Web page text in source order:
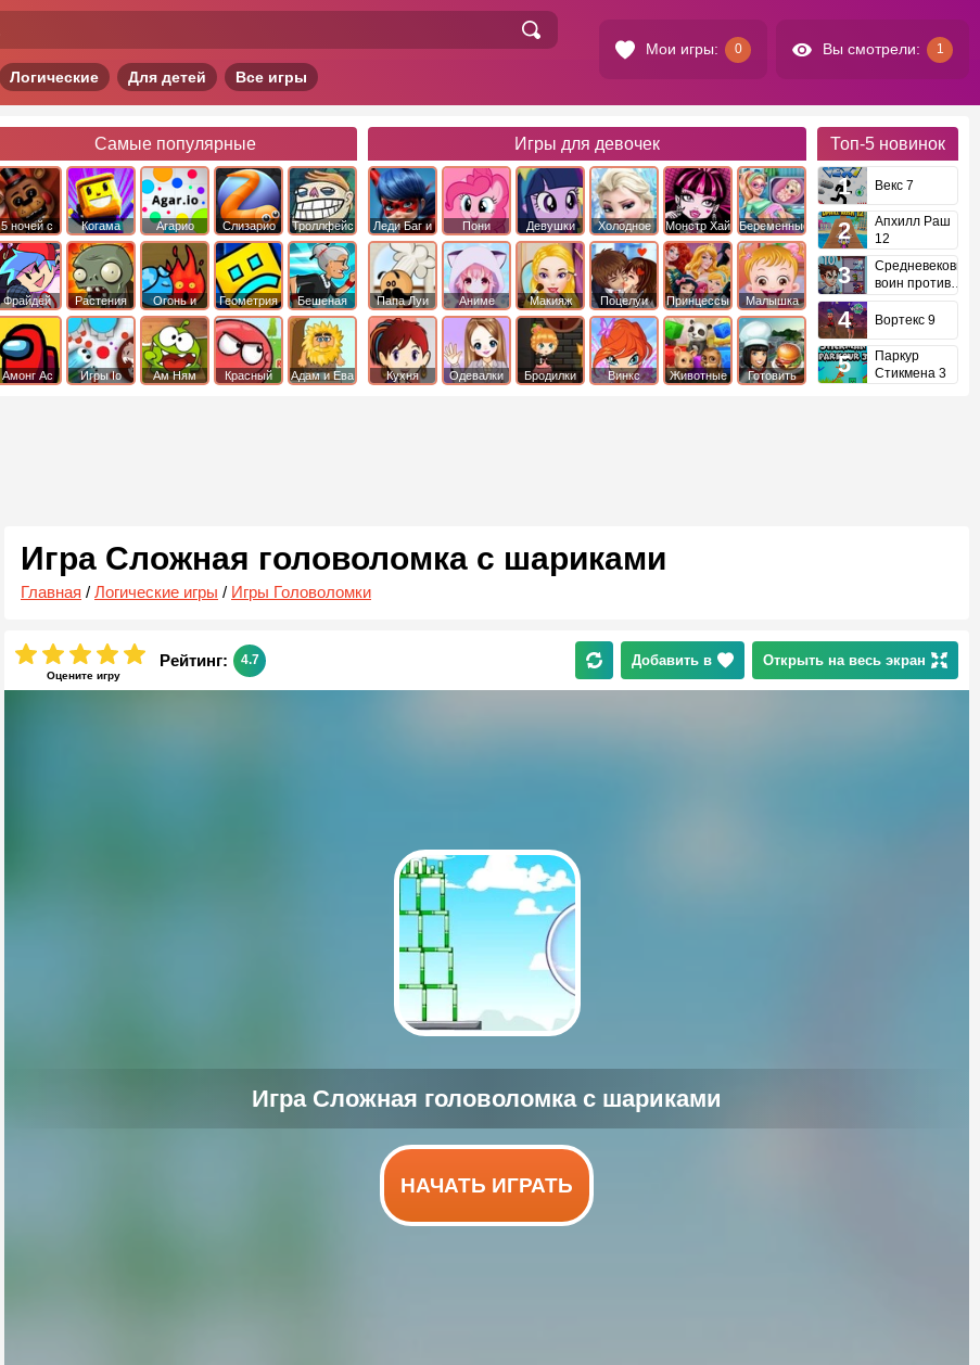
Мои игры: 0 Вы смотрели: 1
Логические Для детей Все игры
Самые популярные
5 ночей с
фредди
Когама Агарио Слизарио
Троллфейс
квест
Фрайдей
Найт
Фанкин
Растения
против
Зомби
Огонь и
Вода
Геометрия
Даш
Бешеная
бабка
сбежала из
психушки
Амонг Ас Игры Io Ам Ням
Красный
Адам и Ева
Игры для девочек
Леди Баг и
Супер Кот
Пони
Дружба это
Девушки
Эквестрии
Холодное
Сердце
Монстр Хай Беременные
Папа Луи Аниме Макияж Поцелуи
Принцессы
Диснея
Малышка
Хейзел
Кухня
Одевалки Бродилки Винкс Животные
Готовить
Топ-5 новинок
Векс 7
Апхилл Раш
12
Средневековый
воин против
Вортекс 9
Паркур
Стикмена 3
Игра Cложная головоломка с шариками
Главная / Логические игры / Игры Головоломки
Оцените игру
Рейтинг: 4.7 Добавить в Открыть на весь экран
НАЧАТЬ ИГРАТЬ